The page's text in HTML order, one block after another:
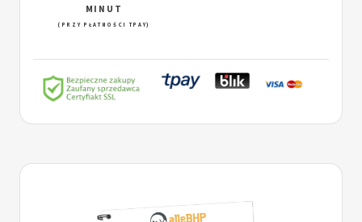
MINUT
(PRZY PŁATNOŚCI TPAY)